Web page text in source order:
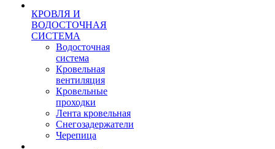
КРОВЛЯ И
ВОДОСТОЧНАЯ
СИСТЕМА
Водосточная
система
Кровельная
вентиляция
Кровельные
проходки
Лента кровельная
Снегозадержатели
Черепица